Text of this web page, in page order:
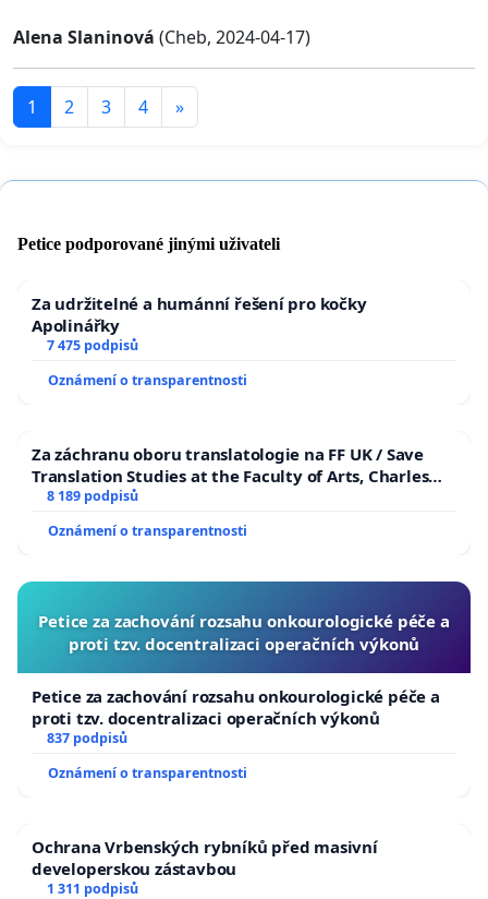
Alena Slaninová (Cheb, 2024-04-17)
1 2 3 4 »
Petice podporované jinými uživateli
Za udržitelné a humánní řešení pro kočky
Apolinářky
7 475 podpisů
Oznámení o transparentnosti
Za záchranu oboru translatologie na FF UK / Save
Translation Studies at the Faculty of Arts, Charles
University
8 189 podpisů
Oznámení o transparentnosti
Petice za zachování rozsahu onkourologické péče a
proti tzv. docentralizaci operačních výkonů
Petice za zachování rozsahu onkourologické péče a
proti tzv. docentralizaci operačních výkonů
837 podpisů
Oznámení o transparentnosti
Ochrana Vrbenských rybníků před masivní
developerskou zástavbou
1 311 podpisů